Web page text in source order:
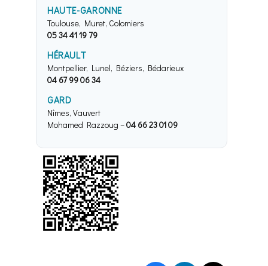
HAUTE-GARONNE
Toulouse, Muret, Colomiers
05 34 41 19 79
HÉRAULT
Montpellier, Lunel, Béziers, Bédarieux
04 67 99 06 34
GARD
Nîmes, Vauvert
Mohamed Razzoug –04 66 23 01 09